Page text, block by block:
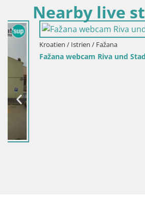
Nearby live
Kroatien / Istrien / Fažana
Fažana webcam Riva und Stadthafen